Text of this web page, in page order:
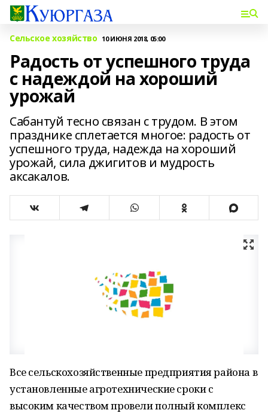
Сельское хозяйство 10 ИЮНЯ 2018, 05:00
Радость от успешного труда
с надеждой на хороший
урожай
Сабантуй тесно связан с трудом. В этом
празднике сплетается многое: радость от
успешного труда, надежда на хороший
урожай, сила джигитов и мудрость
аксакалов.
Все сельскохозяйственные предприятия района в
установленные агротехнические сроки с
высоким качеством провели полный комплекс